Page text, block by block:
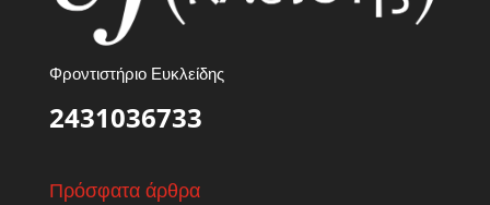
Φροντιστήριο Ευκλείδης
2431036733
Πρόσφατα άρθρα